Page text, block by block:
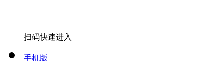
扫码快速进入
手机版